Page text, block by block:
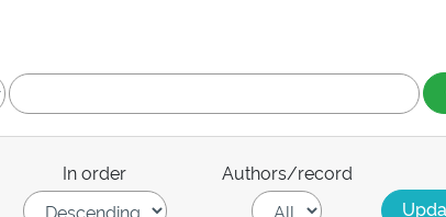
In order Authors/record